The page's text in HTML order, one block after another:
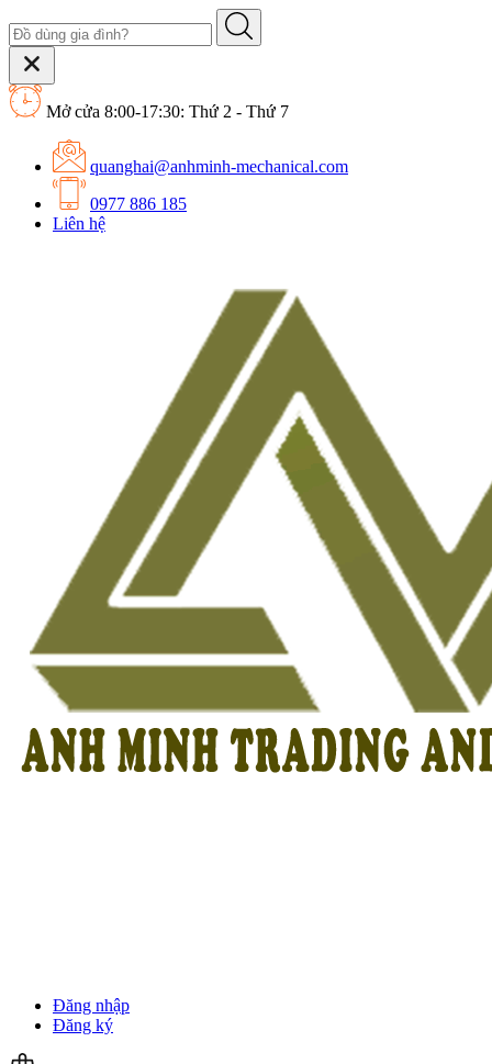
Mở cửa 8:00-17:30: Thứ 2 - Thứ 7
quanghai@anhminh-mechanical.com
0977 886 185
Liên hệ
Đăng nhập
Đăng ký